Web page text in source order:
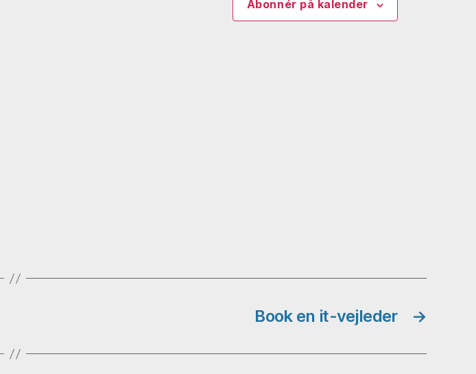
Abonnér på kalender
→
Book en it-vejleder